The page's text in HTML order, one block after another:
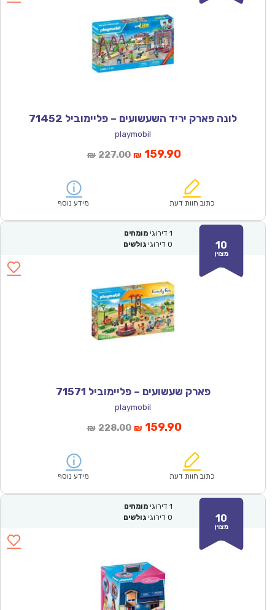
לונה פארק יריד השעשועים – פליימוביל 71452
playmobil
₪ 227.00המחיר
₪227.00.
₪ 159.90המחיר
הוא:
כתוב חוות דעת מידע נוסף
10
מצוין
1 דירוגי מומחים
0 דירוגי גולשים
פארק שעשועים – פליימוביל 71571
playmobil
₪ 228.00המחיר
₪228.00.
₪ 159.90המחיר
הוא:
כתוב חוות דעת מידע נוסף
10
מצוין
1 דירוגי מומחים
0 דירוגי גולשים